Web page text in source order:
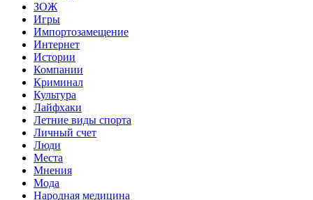
ЗОЖ
Игры
Импортозамещение
Интернет
Истории
Компании
Криминал
Культура
Лайфхаки
Летние виды спорта
Личный счет
Люди
Места
Мнения
Мода
Народная медицина